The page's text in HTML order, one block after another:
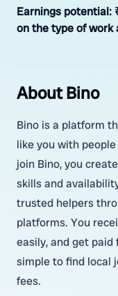
Earnings potential:
on the type of work
About Bino
Bino is a platform
like you with
join Bino, you
skills and
trusted helpers
platforms. You
easily, and get
simple to find local
fees.